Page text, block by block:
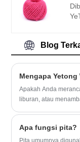
Blog
Apakah Anda
liburan, atau
Apa fungsi pita?